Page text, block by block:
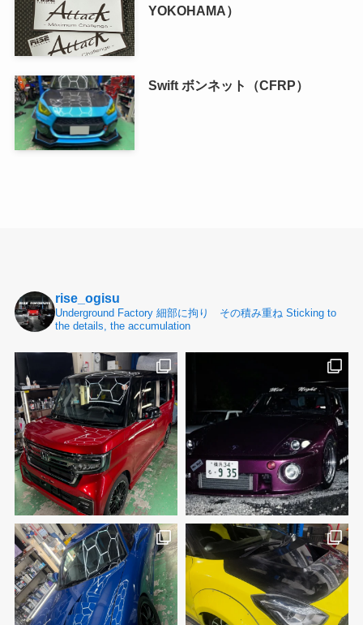
YOKOHAMA）
Swift ボンネット（CFRP）
rise_ogisu
Underground Factory細部に拘り その積み重ね Sticking to
the details, the accumulation